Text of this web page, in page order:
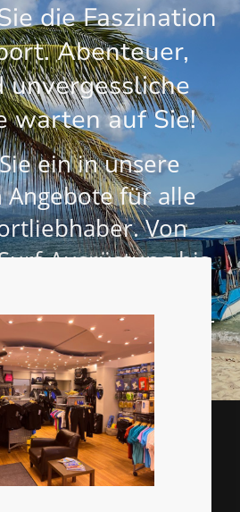
die Faszination
Abenteuer,
unvergessliche
warten auf Sie!
ein in unsere
für alle
Von
Ausrüstung bis
– wir
was Sie benötigen!